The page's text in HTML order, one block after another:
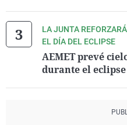
LA JUNTA
EL DÍA DEL ECLIPSE
AEMET prevé
durante el